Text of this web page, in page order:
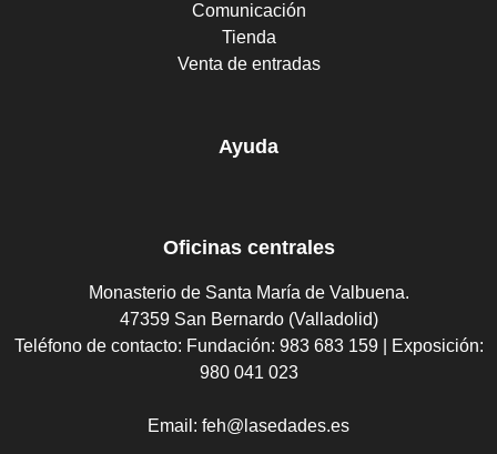
Comunicación
Tienda
Venta de entradas
Ayuda
Oficinas centrales
Monasterio de Santa María de Valbuena.
47359 San Bernardo (Valladolid)
Teléfono de contacto: Fundación: 983 683 159 | Exposición:
980 041 023
Email: feh@lasedades.es